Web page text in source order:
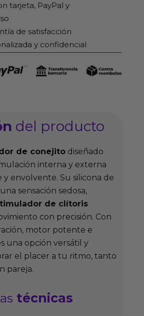
tarjeta, PayPal y
de satisfacción
y confidencial
del producto
de conejito diseñado
interna y externa
envolvente. Su silicona de
sensación sedosa,
de clítoris
con precisión. Con
motor potente e
una opción versátil y
el placer a tu ritmo, tanto
pareja.
técnicas